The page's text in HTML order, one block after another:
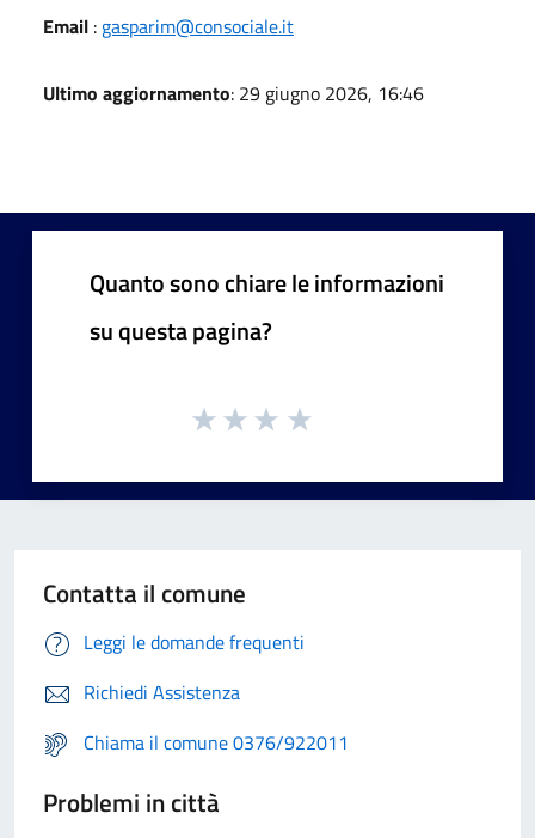
Email : gasparim@consociale.it
Ultimo aggiornamento: 29 giugno 2026, 16:46
Quanto sono chiare le informazioni
su questa pagina?
Contatta il comune
Leggi le domande frequenti
Richiedi Assistenza
Chiama il comune 0376/922011
Problemi in città